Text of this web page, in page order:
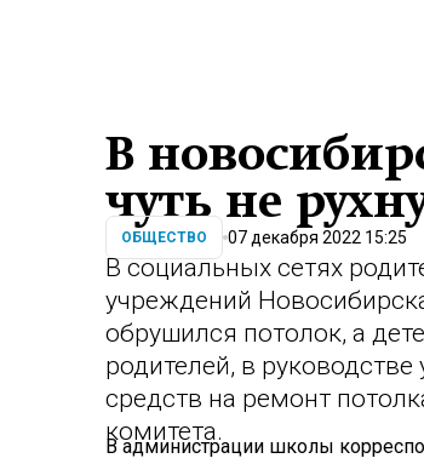
В
чуть не
ОБЩЕСТВО 07 декабря 2022 15:25
В социальных сетях
учреждений
обрушился потолок, а
родителей, в руководстве
средств на ремонт
комитета.
В администрации школы